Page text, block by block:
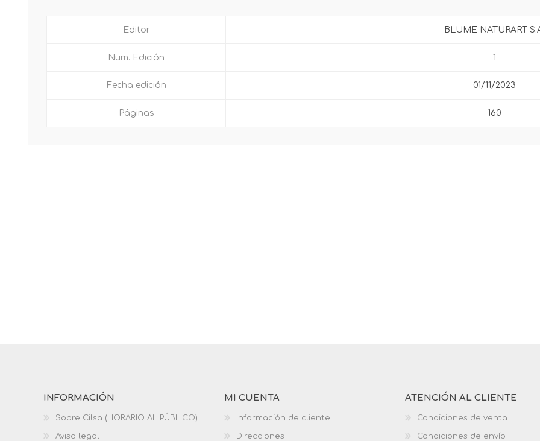
Editor BLUME NATURART
Num. Edición 1
Fecha edición 01/11/2023
Páginas 160
INFORMACIÓN
Sobre Cilsa (HORARIO AL PÚBLICO)
Aviso legal
MI CUENTA
Información de cliente
Direcciones
ATENCIÓN AL CLIENTE
Condiciones de venta
Condiciones de envío